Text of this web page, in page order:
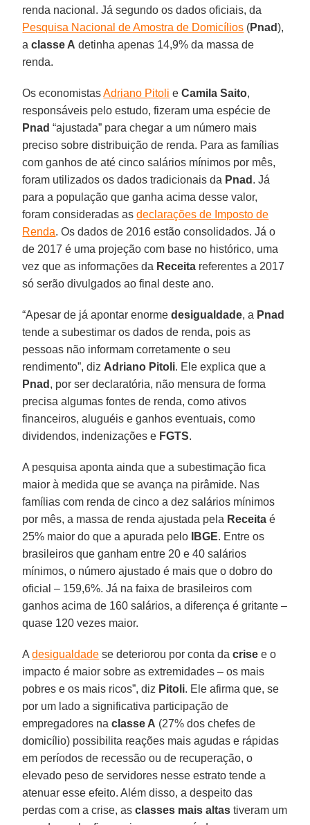
renda nacional. Já segundo os dados oficiais, da
Pesquisa Nacional de Amostra de Domicílios (Pnad),
aclasse A detinha apenas 14,9% da massa de
renda.
Os economistasAdriano Pitoli eCamila Saito,
responsáveis pelo estudo, fizeram uma espécie de
Pnad “ajustada” para chegar a um número mais
preciso sobre distribuição de renda. Para as famílias
com ganhos de até cinco salários mínimos por mês,
foram utilizados os dados tradicionais da Pnad . Já
para a população que ganha acima desse valor,
foram consideradas asdeclarações de Imposto de
Renda. Os dados de 2016 estão consolidados. Já o
de 2017 é uma projeção com base no histórico, uma
vez que as informações da Receita referentes a 2017
só serão divulgados ao final deste ano.
“Apesar de já apontar enormedesigualdade, a Pnad
tende a subestimar os dados de renda, pois as
pessoas não informam corretamente o seu
rendimento”, diz Adriano Pitoli. Ele explica que a
Pnad , por ser declaratória, não mensura de forma
precisa algumas fontes de renda, como ativos
financeiros, aluguéis e ganhos eventuais, como
dividendos, indenizações e FGTS.
A pesquisa aponta ainda que a subestimação fica
maior à medida que se avança na pirâmide. Nas
famílias com renda de cinco a dez salários mínimos
por mês, a massa de renda ajustada pela Receita é
25% maior do que a apurada pelo
IBGE. Entre os
brasileiros que ganham entre 20 e 40 salários
mínimos, o número ajustado é mais que o dobro do
oficial – 159,6%. Já na faixa de brasileiros com
ganhos acima de 160 salários, a diferença é gritante –
quase 120 vezes maior.
Adesigualdade se deteriorou por conta dacrise e o
impacto é maior sobre as extremidades – os mais
pobres e os mais ricos”, diz Pitoli. Ele afirma que, se
por um lado a significativa participação de
empregadores naclasse A (27% dos chefes de
domicílio) possibilita reações mais agudas e rápidas
em períodos de recessão ou de recuperação, o
elevado peso de servidores nesse estrato tende a
atenuar esse efeito. Além disso, a despeito das
perdas com a crise, asclasses mais altas tiveram um